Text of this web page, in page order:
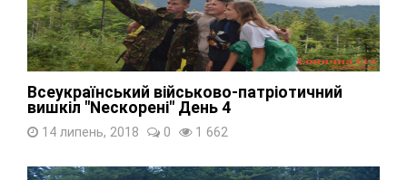
Всеукраїнський військово-патріотичний
вишкіл "Nескорені" День 4
14 липень, 2018 0 1 662